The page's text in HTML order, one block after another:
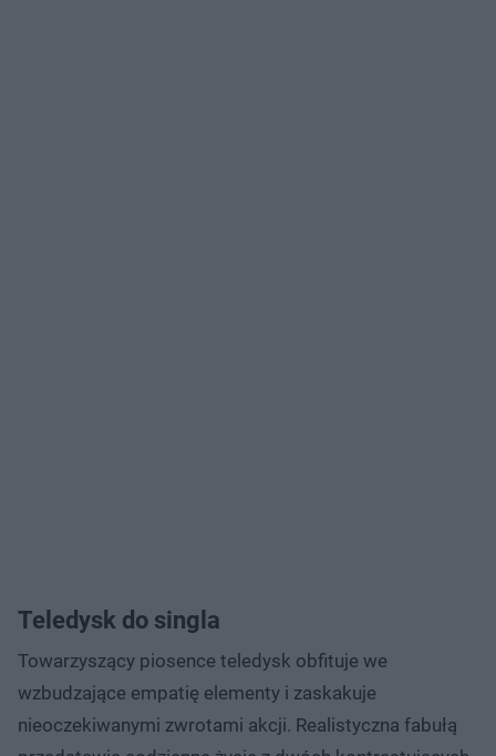
Teledysk do singla
Towarzyszący piosence teledysk obfituje we
wzbudzające empatię elementy i zaskakuje
nieoczekiwanymi zwrotami akcji. Realistyczna fabułą